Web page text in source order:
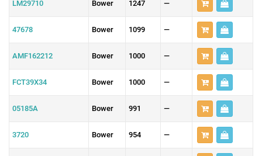
LM29710 Bower 1247 —
47678 Bower 1099 —
AMF162212 Bower 1000 —
FCT39X34 Bower 1000 —
05185A Bower 991 —
3720 Bower 954 —